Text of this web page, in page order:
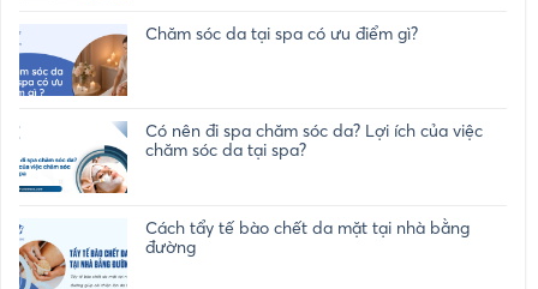
Chăm sóc da tại spa có ưu điểm gì?
Có nên đi spa chăm sóc da? Lợi ích của việc
chăm sóc da tại spa?
Cách tẩy tế bào chết da mặt tại nhà bằng
đường